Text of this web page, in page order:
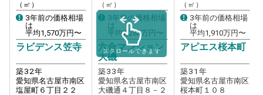
（㎡）
3年前の価格相場
は
平均1,570万円〜
ラビデンス笠寺
築32年
愛知県名古屋市南区
塩屋町６丁目２２
（㎡）
3年前の価格相場
は
平均2,280万円〜
六合マンション
大磯
築33年
愛知県名古屋市南区
大磯通４丁目８－２
（㎡）
3年前の価格相場
は
平均1,910万円〜
アピエス桜本町
築31 年
愛知県名古屋市南区
桜本町１０８
スクロールできます